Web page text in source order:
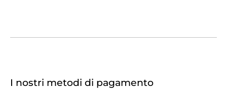
I nostri metodi di pagamento